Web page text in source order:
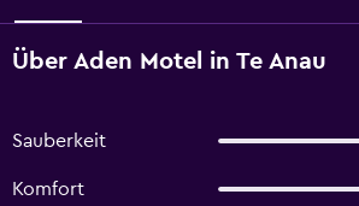
Über Aden Motel in Te Anau
Sauberkeit
Komfort